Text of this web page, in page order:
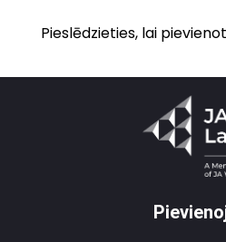
Pieslēdzieties, lai